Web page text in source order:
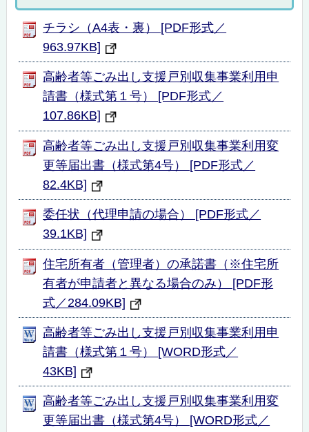
チラシ（A4表・裏） [PDF形式／
963.97KB]
高齢者等ごみ出し支援戸別収集事業利用申
請書（様式第１号） [PDF形式／
107.86KB]
高齢者等ごみ出し支援戸別収集事業利用変
更等届出書（様式第4号） [PDF形式／
82.4KB]
委任状（代理申請の場合） [PDF形式／
39.1KB]
住宅所有者（管理者）の承諾書（※住宅所
有者が申請者と異なる場合のみ） [PDF形
式／284.09KB]
高齢者等ごみ出し支援戸別収集事業利用申
請書（様式第１号） [WORD形式／
43KB]
高齢者等ごみ出し支援戸別収集事業利用変
更等届出書（様式第4号） [WORD形式／